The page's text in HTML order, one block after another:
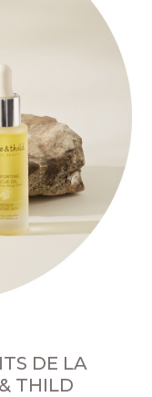
DE LA
THILD